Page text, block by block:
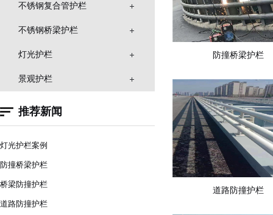
不锈钢复合管护栏
不锈钢桥梁护栏
灯光护栏
景观护栏
推荐新闻
灯光护栏案例
防撞桥梁护栏
桥梁防撞护栏
道路防撞护栏
防撞桥梁护栏
道路防撞护栏